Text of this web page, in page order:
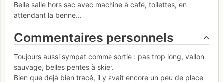
Belle salle hors sac avec machine à café, toilettes, en
attendant la benne...
Commentaires personnels
Toujours aussi sympat comme sortie : pas trop long, vallon
sauvage, belles pentes à skier.
Bien que déjà bien tracé, il y avait encore un peu de place